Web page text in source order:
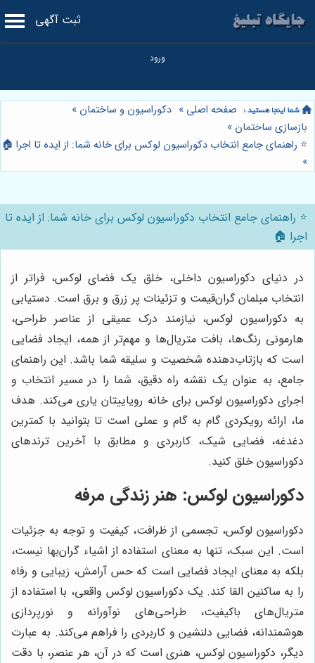
ثبت آگهی
صفحه اصلی » دکوراسیون و ساختمان »
بازسازی ساختمان »
⭐️ راهنمای جامع انتخاب دکوراسیون لوکس برای خانه شما: از ایده تا اجرا 🏠
»
⭐️ راهنمای جامع انتخاب دکوراسیون لوکس برای خانه شما: از ایده تا
اجرا 🏠
در دنیای دکوراسیون داخلی، خلق یک فضای لوکس، فراتر از
انتخاب مبلمان گران‌قیمت و تزئینات پر زرق و برق است. دستیابی
به دکوراسیون لوکس، نیازمند درک عمیقی از عناصر طراحی،
هارمونی رنگ‌ها، بافت متریال‌ها و مهم‌تر از همه، ایجاد فضایی
است که بازتاب‌دهنده شخصیت و سلیقه شما باشد. این راهنمای
جامع، به عنوان یک نقشه راه دقیق، شما را در مسیر انتخاب و
اجرای دکوراسیون لوکس برای خانه رویاییتان یاری می‌کند. هدف
ما، ارائه رویکردی گام به گام و عملی است تا بتوانید با کمترین
دغدغه، فضایی شیک، کاربردی و مطابق با آخرین ترندهای
دکوراسیون خلق کنید.
دکوراسیون لوکس: هنر زندگی مرفه
دکوراسیون لوکس، تجسمی از ظرافت، کیفیت و توجه به جزئیات
است. این سبک، تنها به معنای استفاده از اشیاء گران‌بها نیست،
بلکه به معنای ایجاد فضایی است که حس آرامش، زیبایی و رفاه
را به ساکنین القا کند. یک دکوراسیون لوکس واقعی، با استفاده از
متریال‌های باکیفیت، طراحی‌های نوآورانه و نورپردازی
هوشمندانه، فضایی دلنشین و کاربردی را فراهم می‌کند. به عبارت
دیگر، دکوراسیون لوکس، هنری است که در آن، هر عنصر، با دقت